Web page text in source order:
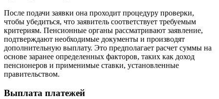
После подачи заявки она проходит процедуру проверки,
чтобы убедиться, что заявитель соответствует требуемым
критериям. Пенсионные органы рассматривают заявление,
подтверждают необходимые документы и производят
дополнительную выплату. Это предполагает расчет суммы на
основе заранее определенных факторов, таких как доход
пенсионеров и применимые ставки, установленные
правительством.
Выплата платежей